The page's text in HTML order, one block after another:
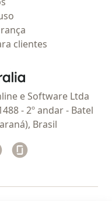
clientes
- Homepage
e Software Ltda
- 2º andar - Batel
Brasil
separador
num novo separador
Linkedin
abre num novo